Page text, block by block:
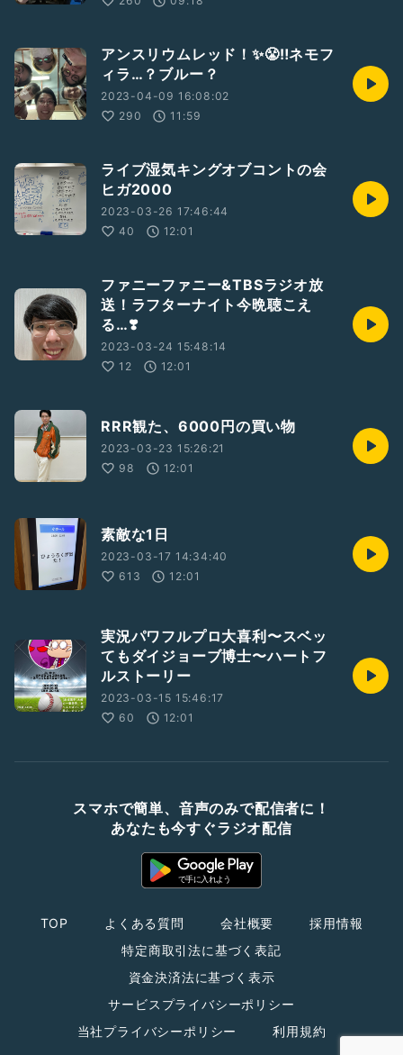
アンスリウムレッド！✨😤‼️ネモフ
ィラ…？ブルー？
2023-04-09 16:08:02
290
11:59
ライブ湿気キングオブコントの会
ヒガ2000
2023-03-26 17:46:44
40
12:01
ファニーファニー&TBSラジオ放
送！ラフターナイト今晩聴こえ
る…❣️
2023-03-24 15:48:14
12
12:01
RRR観た、6000円の買い物
2023-03-23 15:26:21
98
12:01
素敵な1日
2023-03-17 14:34:40
613
12:01
実況パワフルプロ大喜利〜スベッ
てもダイジョーブ博士〜ハートフ
ルストーリー
2023-03-15 15:46:17
60
12:01
スマホで簡単、音声のみで配信者に！
あなたも今すぐラジオ配信
TOP よくある質問 会社概要
採用情報
特定商取引法に基づく表記
資金決済法に基づく表示
サービスプライバシーポリシー
当社プライバシーポリシー
利用規約